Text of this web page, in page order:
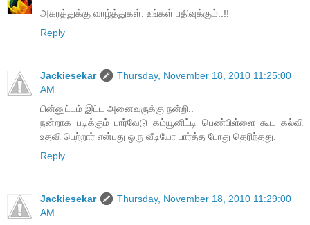
அகரத்துக்கு வாழ்த்துகள். உங்கள் பதிவுக்கும்..!!
Reply
Jackiesekar
Thursday, November 18, 2010 11:25:00
AM
பின்னுட்டம் இட்ட அனைவருக்கு நன்றி..
நன்றாக படிக்கும் பார்வேடு கம்யூனிட்டி பெண்பிள்ளை கூட கல்வி
உதவி பெற்றார் என்பது ஒரு வீடியோ பார்த்த போது தெரிந்தது.
Reply
Jackiesekar
Thursday, November 18, 2010 11:29:00
AM